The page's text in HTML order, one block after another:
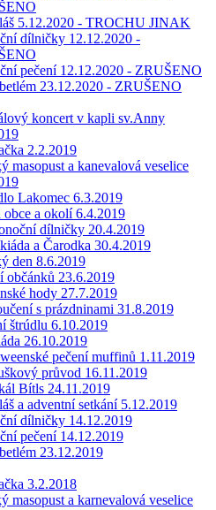
5.12.2020 - TROCHU JINAK
dílničky 12.12.2020 -
pečení 12.12.2020 - ZRUŠENO
23.12.2020 - ZRUŠENO
koncert v kapli sv.Anny
2.2.2019
masopust a kanevalová veselice
Lakomec 6.3.2019
a okolí 6.4.2019
dílničky 20.4.2019
a Čarodka 30.4.2019
den 8.6.2019
občánků 23.6.2019
hody 27.7.2019
s prázdninami 31.8.2019
štrúdlu 6.10.2019
26.10.2019
pečení muffinů 1.11.2019
průvod 16.11.2019
Bítls 24.11.2019
a adventní setkání 5.12.2019
dílničky 14.12.2019
pečení 14.12.2019
23.12.2019
3.2.2018
masopust a karnevalová veselice